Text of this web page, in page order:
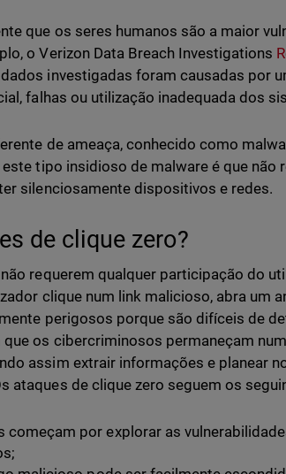
que os seres humanos são a maior
o Verizon Data Breach Investigations
investigadas foram causadas por
falhas ou utilização inadequada dos
de ameaça, conhecido como
tipo insidioso de malware é que não
silenciosamente dispositivos e redes.
de clique zero?
requerem qualquer participação do
clique num link malicioso, abra um
perigosos porque são difíceis de
os cibercriminosos permaneçam
assim extrair informações e planear
ataques de clique zero seguem os
começam por explorar as